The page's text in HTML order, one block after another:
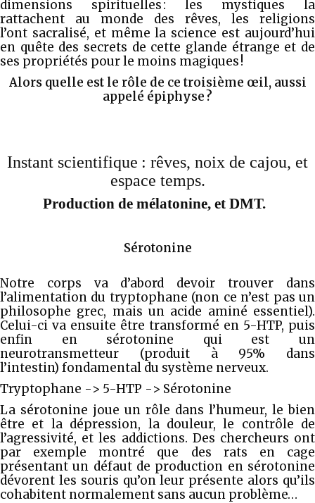
dimensions spirituelles : les mystiques la
rattachent au monde des rêves, les religions
l’ont sacralisé, et même la science est aujourd’hui
en quête des secrets de cette glande étrange et de
ses propriétés pour le moins magiques !
Alors quelle est le rôle de ce troisième œil, aussi
appelé épiphyse ?
Instant scientifique : rêves, noix de cajou, et
espace temps.
Production de mélatonine, et DMT.
Sérotonine
Notre corps va d’abord devoir trouver dans
l’alimentation du tryptophane (non ce n’est pas un
philosophe grec, mais un acide aminé essentiel).
Celui-ci va ensuite être transformé en 5-HTP, puis
enfin en sérotonine qui est un
neurotransmetteur (produit à 95% dans
l’intestin) fondamental du système nerveux.
Tryptophane -> 5-HTP -> Sérotonine
La sérotonine joue un rôle dans l’humeur, le bien
être et la dépression, la douleur, le contrôle de
l’agressivité, et les addictions. Des chercheurs ont
par exemple montré que des rats en cage
présentant un défaut de production en sérotonine
dévorent les souris qu’on leur présente alors qu’ils
cohabitent normalement sans aucun problème…